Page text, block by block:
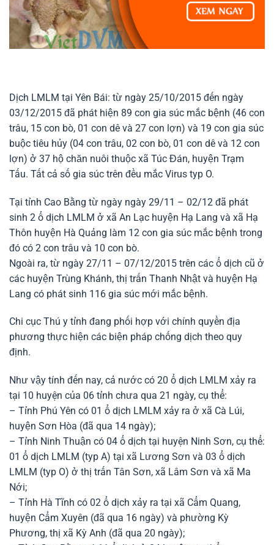
Dịch LMLM tại Yên Bái: từ ngày 25/10/2015 đến ngày
03/12/2015 đã phát hiện 89 con gia súc mắc bệnh (46 con
trâu, 15 con bò, 01 con dê và 27 con lợn) và 19 con gia súc
buộc tiêu hủy (04 con trâu, 02 con bò, 01 con dê và 12 con
lợn) ở 37 hộ chăn nuôi thuộc xã Túc Đán, huyện Trạm
Tấu. Tất cả số gia súc trên đều mắc Virus typ O.
Tại tỉnh Cao Bằng từ ngày ngày 29/11 – 02/12 đã phát
sinh 2 ổ dịch LMLM ở xã An Lạc huyện Hạ Lang và xã Hạ
Thôn huyện Hà Quảng làm 12 con gia súc mắc bệnh trong
đó có 2 con trâu và 10 con bò.
Ngoài ra, từ ngày 27/11 – 07/12/2015 trên các ổ dịch cũ ở
các huyện Trùng Khánh, thị trấn Thanh Nhật và huyện Hạ
Lang có phát sinh 116 gia súc mới mắc bệnh.
Chi cục Thú y tỉnh đang phối hợp với chính quyền địa
phương thực hiện các biện pháp chống dịch theo quy
định.
Như vậy tính đến nay, cả nước có 20 ổ dịch LMLM xảy ra
tại 10 huyện của 06 tỉnh chưa qua 21 ngày, cụ thể:
– Tỉnh Phú Yên có 01 ổ dịch LMLM xảy ra ở xã Cà Lúi,
huyện Sơn Hòa (đã qua 14 ngày);
– Tỉnh Ninh Thuận có 04 ổ dịch tại huyện Ninh Sơn, cụ thể:
01 ổ dịch LMLM (typ A) tại xã Lương Sơn và 03 ổ dịch
LMLM (typ O) ở thị trấn Tân Sơn, xã Lâm Sơn và xã Ma
Nới;
– Tỉnh Hà Tĩnh có 02 ổ dịch xảy ra tại xã Cẩm Quang,
huyện Cẩm Xuyên (đã qua 16 ngày) và phường Kỳ
Phương, thị xã Kỳ Anh (đã qua 20 ngày);